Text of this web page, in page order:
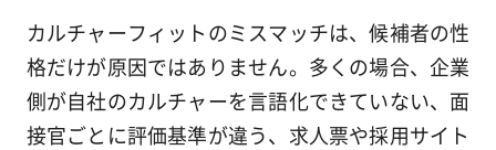
カルチャーフィットのミスマッチは、候補者の性
格だけが原因ではありません。多くの場合、企業
側が自社のカルチャーを言語化できていない、面
接官ごとに評価基準が違う、求人票や採用サイト